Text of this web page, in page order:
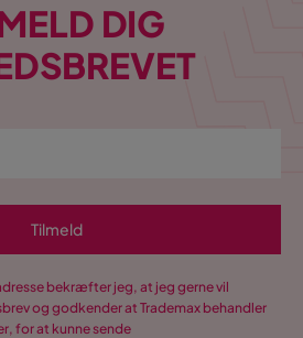
DIG
Tilmeld
bekræfter jeg, at jeg gerne vil
og godkender at Trademax behandler
for at kunne sende